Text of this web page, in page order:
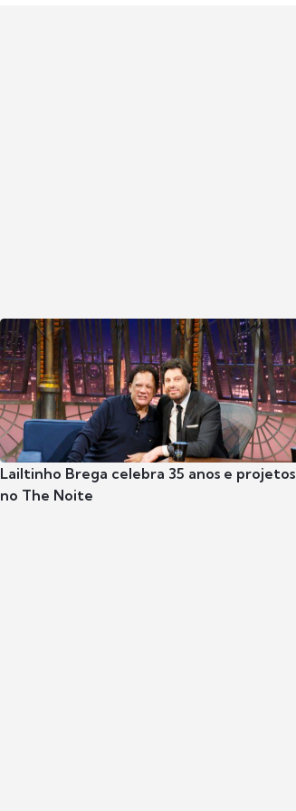
Lailtinho Brega celebra 35 anos e projetos
no The Noite